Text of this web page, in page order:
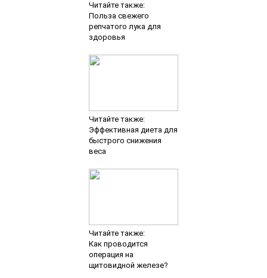
Читайте также:
Польза свежего
репчатого лука для
здоровья
Читайте также:
Эффективная диета для
быстрого снижения
веса
Читайте также:
Как проводится
операция на
щитовидной железе?